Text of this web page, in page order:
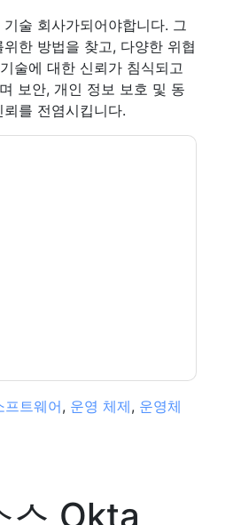
술 회사가되어야합니다. 그
한 방법을 찾고, 다양한 위협
술에 대한 신뢰가 침식되고
보안, 개인 정보 보호 및 동
를 전염시킵니다.
프트웨어, 운영 체제, 운영체
스 Okta